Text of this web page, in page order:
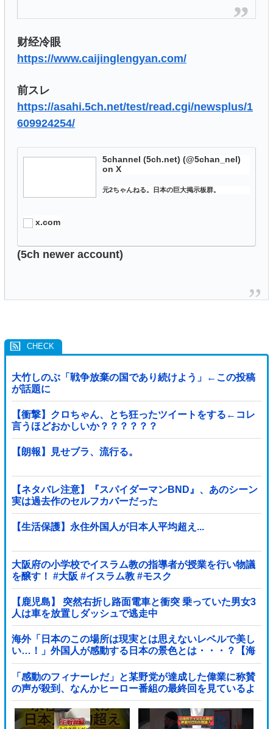
财经冷眼
https://www.caijinglengyan.com/
前スレ
https://asahi.5ch.net/test/read.cgi/newsplus/1
609924254/
5channel (5ch.net) (@5chan_nel)
on X
元2ちゃんねる。日本の巨大掲示板群。
x.com
(5ch newer account)
大竹しのぶ「戦争放棄の国であり続けよう」←この投稿
が話題に
【衝撃】クロちゃん、とち狂ったツイートをする←コレ
言うほどおかしいか？？？？？？
【朗報】見せブラ、流行る。
【ネタバレ注意】『スパイダーマンBND』、あのシーン
実は過去作のセルフカバーだった
【生活保護】永住外国人が日本人平均超え...
大阪府の小学校でイスラム教の指導者が授業を行い物議
を醸す！ #大阪 #イスラム教 #モスク
【鹿児島】 突然右折し路面電車と衝突 乗っていた男女3
人は車を放置しダッシュで逃走中
海外「日本のこの場所は現実とは思えないレベルで美し
い…！」外国人が感動する日本の景色とは・・・？【海
外の反応】
「感動のフィナーレだ」と某野党が達成した偉業に称賛
の声が殺到、なんかヒーロー番組の最終回を見ているよ
うな気分に……他